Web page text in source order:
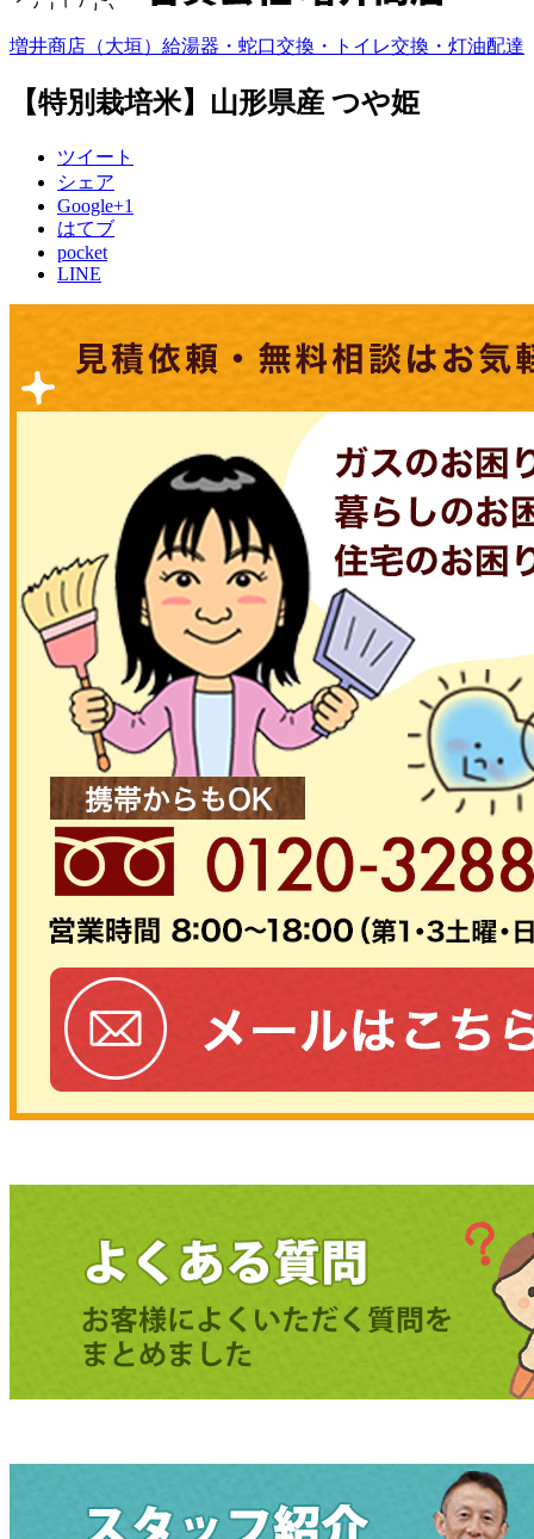
増井商店（大垣）給湯器・蛇口交換・トイレ交換・灯油配達
【特別栽培米】山形県産 つや姫
ツイート
シェア
Google+1
はてブ
pocket
LINE